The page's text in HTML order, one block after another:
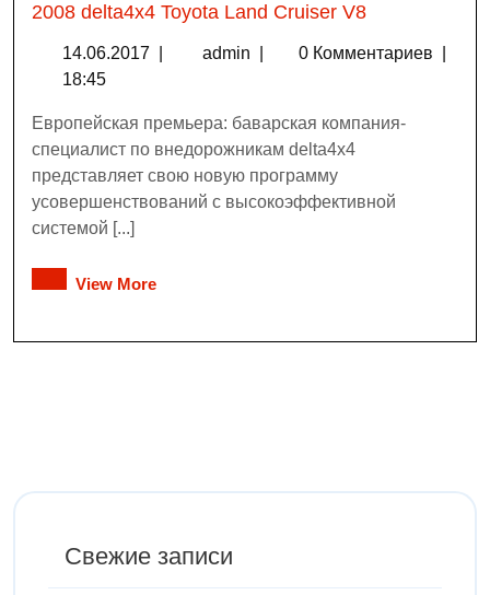
2008 delta4x4 Toyota Land Cruiser V8
14.06.2017 admin 0 Комментариев
18:45
Европейская премьера: баварская компания-
специалист по внедорожникам delta4x4
представляет свою новую программу
усовершенствований с высокоэффективной
системой [...]
View More
Свежие записи